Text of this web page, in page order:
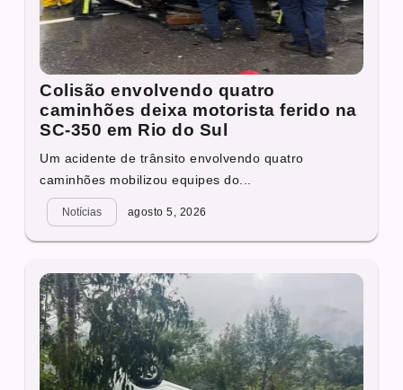
Colisão envolvendo quatro
caminhões deixa motorista ferido na
SC-350 em Rio do Sul
Um acidente de trânsito envolvendo quatro
caminhões mobilizou equipes do...
Notícias agosto 5, 2026